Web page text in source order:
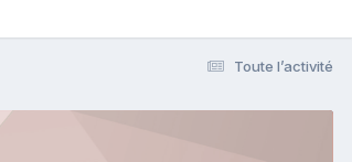
Toute l’activité